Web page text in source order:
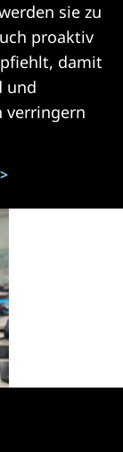
sie zu
proaktiv
damit
und
verringern